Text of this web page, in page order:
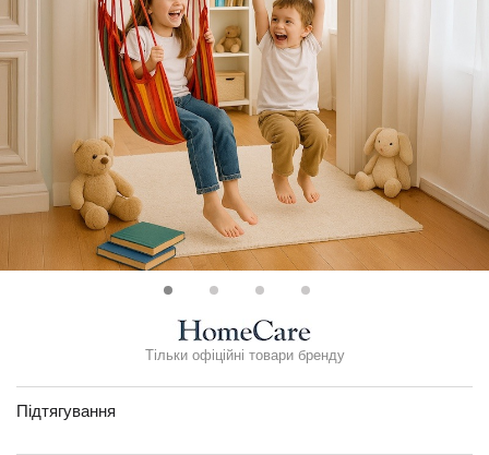
Тільки офіційні товари бренду
Підтягування